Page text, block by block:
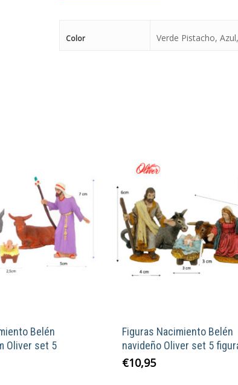
Color Verde Pistacho,
Belén
Oliver set 5
Figuras Nacimiento Belén
navideño Oliver set 5
€10,95